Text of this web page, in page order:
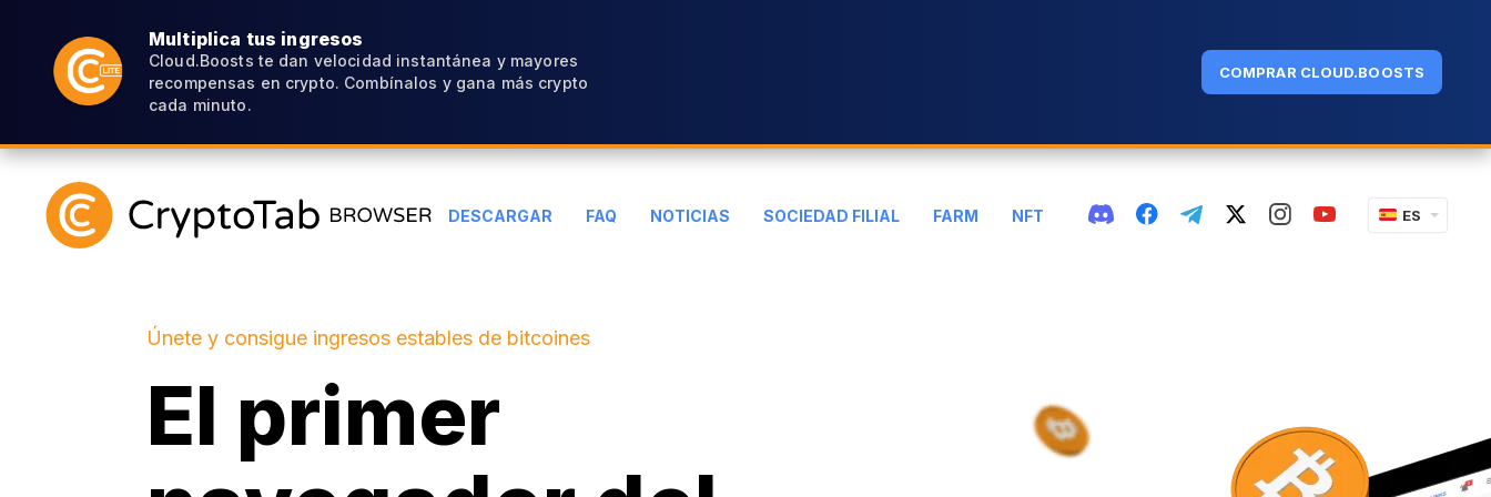
Multiplica tus ingresos
Cloud.Boosts te dan velocidad instantánea y mayores
recompensas en crypto. Combínalos y gana más crypto
cada minuto.
COMPRAR CLOUD.BOOSTS
DESCARGAR FAQ NOTICIAS SOCIEDAD FILIAL FARM NFT ES
Únete y consigue ingresos estables de bitcoines
El primer